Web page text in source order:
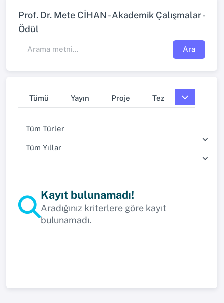
Prof. Dr. Mete CİHAN - Akademik Çalışmalar -
Ödül
Ara
Tümü Yayın Proje Tez
Tüm Türler
Tüm Yıllar
Kayıt bulunamadı!
Aradığınız kriterlere göre kayıt
bulunamadı.